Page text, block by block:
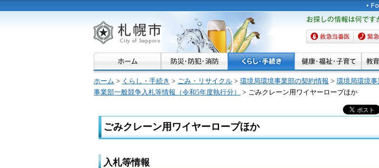
札幌市
お探しの情報は何です
か。
救急当番医 緊急時
ホーム > くらし・手続き > ごみ・リサイクル > 環境局環境事業部の契約情報 > 環境局環境事
事業部一般競争入札等情報（令和5年度執行分）
> ごみクレーン用ワイヤーロープほか
ごみクレーン用ワイヤーロープほか
入札等情報